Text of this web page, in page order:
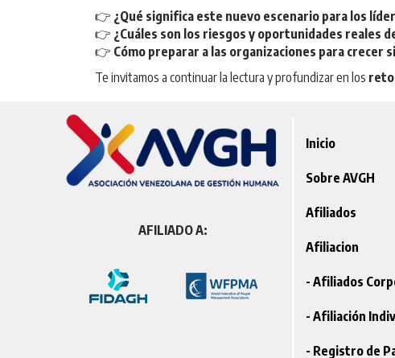
👉 ¿Qué significa este nuevo escenario para los
👉 ¿Cuáles son los riesgos y oportunidades reales
👉 Cómo preparar a las organizaciones para crecer
Te invitamos a continuar la lectura y profundizar en los
AFILIADO A:
Inicio
Sobre AVGH
Afiliados
Afiliacion
- Afiliados
- Afiliación
- Registro de